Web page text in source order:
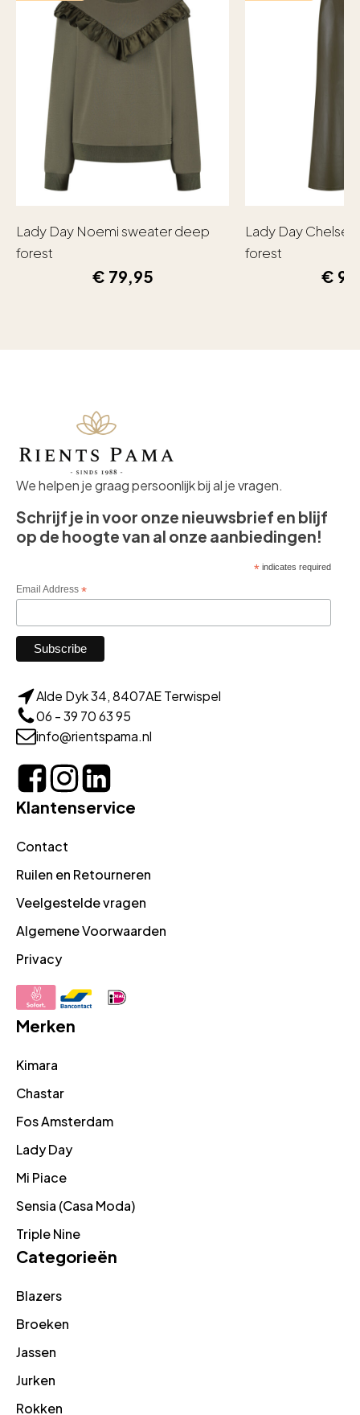
Lady Day Noemi sweater deep
forest
€ 79,95
Lady Day
forest
€
We helpen je graag persoonlijk bij al je vragen.
Schrijf je in voor onze nieuwsbrief en blijf
op de hoogte van al onze aanbiedingen!
*indicates required
Email Address *
Alde Dyk 34, 8407AE Terwispel
06 - 39 70 63 95
info@rientspama.nl
Klantenservice
Contact
Ruilen en Retourneren
Veelgestelde vragen
Algemene Voorwaarden
Privacy
Merken
Kimara
Chastar
Fos Amsterdam
Lady Day
Mi Piace
Sensia (Casa Moda)
Triple Nine
Categorieën
Blazers
Broeken
Jassen
Jurken
Rokken